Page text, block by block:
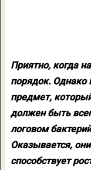
Приятно, когда
порядок. Однако
предмет,
должен быть
логовом
Оказывается,
способствует